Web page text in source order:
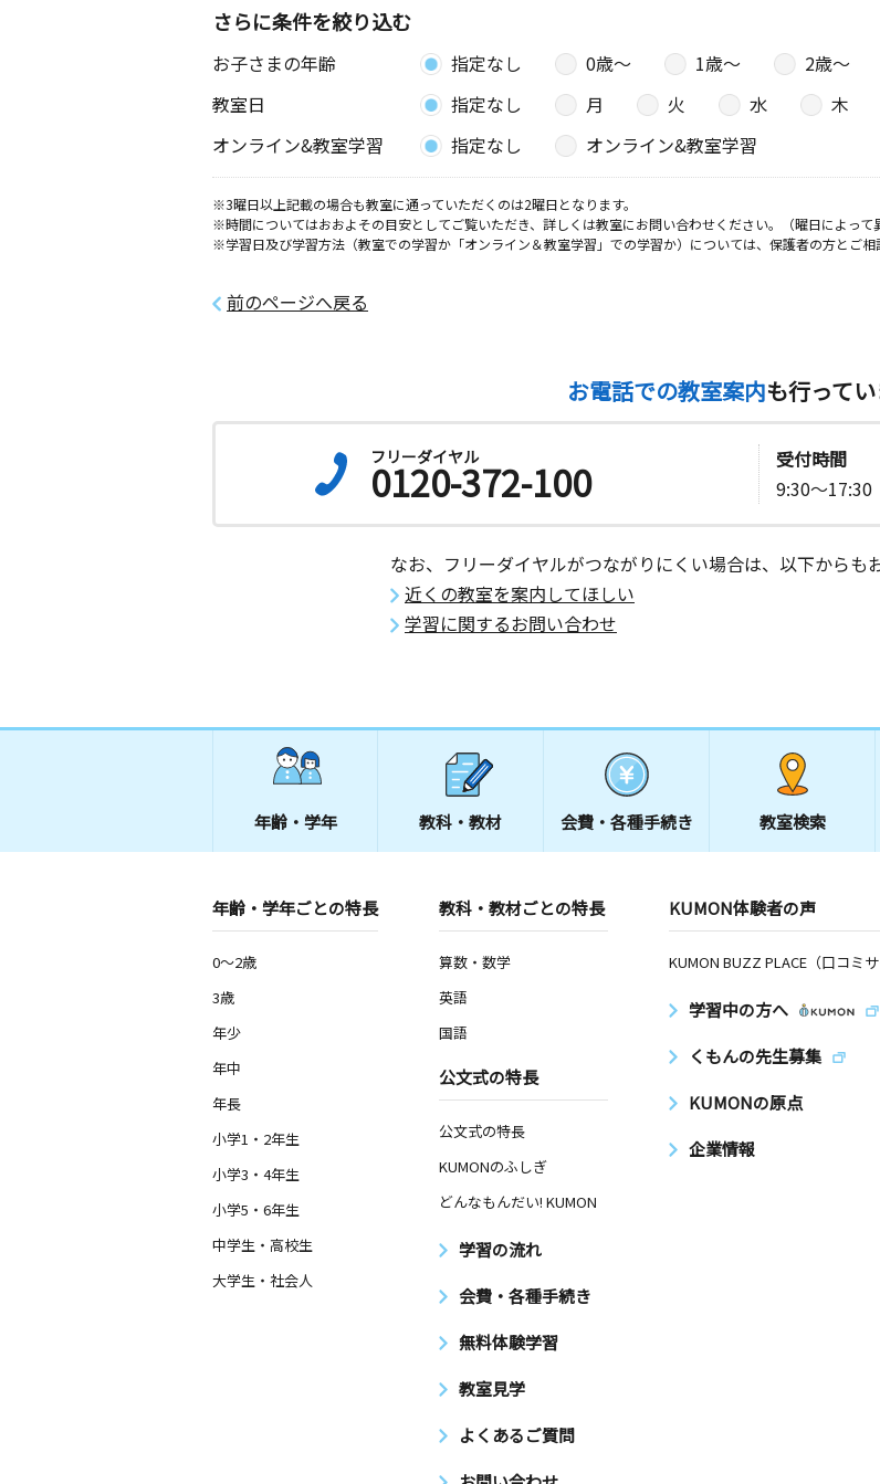
向中野教室
木 金 土 日
3歳～高校生
岩手県盛岡市西仙北２丁目７－５
向中野６丁目教室
月 火 水 木 金 土
日
2歳～高校生
岩手県盛岡市向中野６丁目５－２０
さらに条件を絞り込む
お子さまの年齢 指定なし 0歳〜 1歳〜 2歳〜
教室日
指定なし 月 火 水 木
オンライン&教室学習
指定なし オンライン&教室学習
※3曜日以上記載の場合も教室に通っていただくのは2曜日となります。
※時間についてはおおよその目安としてご覧いただき、詳しくは教室にお問い合わせください。（曜日によって
※学習日及び学習方法（教室での学習か「オンライン＆教室学習」での学習か）については、保護者の方とご相
前のページへ戻る
お電話での教室案内も行って
フリーダイヤル
0120-372-100
受付時間
9:30～17:30
なお、フリーダイヤルがつながりにくい場合は、以下からも
近くの教室を案内してほしい
学習に関するお問い合わせ
年齢・学年 教科・教材 会費・ 各種手続き 教室検索
年齢・学年ごとの特長
0～2歳
3歳
年少
年中
年長
小学1・2年生
小学3・4年生
小学5・6年生
中学生・高校生
大学生・社会人
教科・教材ごとの特長
算数・数学
英語
国語
公文式の特長
公文式の特長
KUMONのふしぎ
どんなもんだい! KUMON
学習の流れ
会費・各種手続き
無料体験学習
教室見学
よくあるご質問
KUMON体験者の声
KUMON BUZZ PLACE（口コミサ
学習中の方へ
くもんの先生募集
KUMONの原点
企業情報